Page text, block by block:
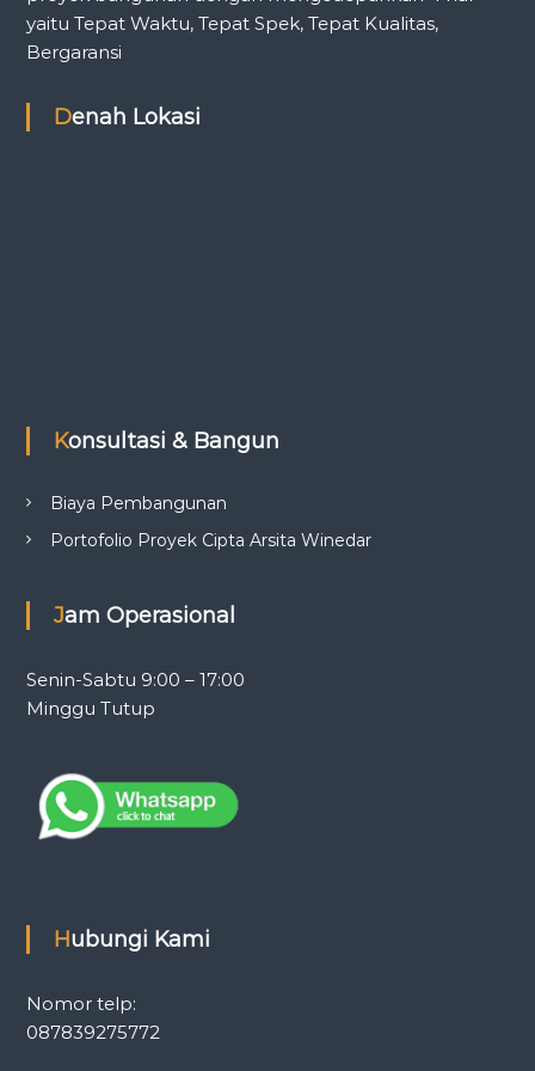
yaitu Tepat Waktu, Tepat Spek, Tepat Kualitas,
Bergaransi
Denah Lokasi
Konsultasi & Bangun
Biaya Pembangunan
Portofolio Proyek Cipta Arsita Winedar
Jam Operasional
Senin-Sabtu 9:00 – 17:00
Minggu Tutup
Hubungi Kami
Nomor telp:
087839275772